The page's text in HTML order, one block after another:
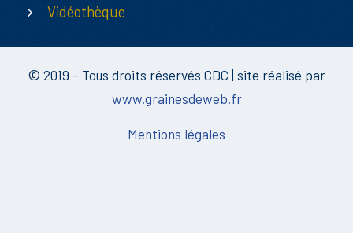
Vidéothèque
© 2019 - Tous droits réservés CDC | site réalisé par
www.grainesdeweb.fr
Mentions légales